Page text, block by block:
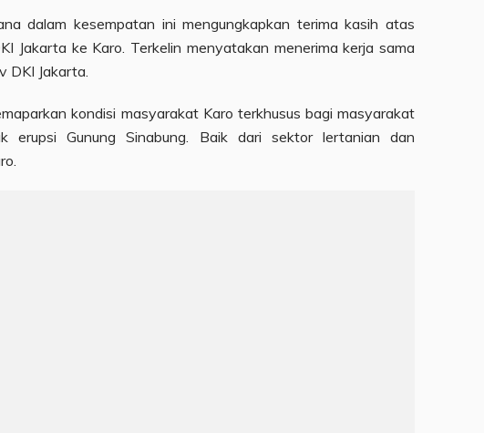
dalam kesempatan ini mengungkapkan terima kasih atas
Jakarta ke Karo. Terkelin menyatakan menerima kerja sama
DKI Jakarta.
kondisi masyarakat Karo terkhusus bagi masyarakat
erupsi Gunung Sinabung. Baik dari sektor lertanian dan